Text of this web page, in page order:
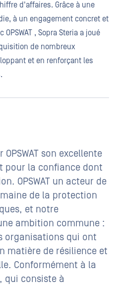
d'affaires. Grâce à une
à un engagement concret et
, Sopra Steria a joué
de nombreux
et en renforçant les
son excellente
pour la confiance dont
OPSWAT un acteur de
de la protection
et notre
ambition commune :
organisations qui ont
matière de résilience et
Conformément à la
qui consiste à